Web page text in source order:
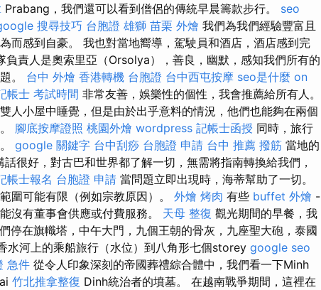
Prabang，我們還可以看到僧侶的傳統早晨籌款步行。 seo
搜尋技巧 台胞證 雄獅 苗栗 外燴 我們為我們經驗豐富且
而感到自豪。 我也對當地嚮導，駕駛員和酒店，酒店感到完
負責人是奧索里亞（Orsolya），善良，幽默，感知我們所有的
。 台中 外燴 香港轉機 台胞證 台中西屯按摩 seo是什麼 on
帳士 考試時間 非常友善，娛樂性的個性，我會推薦給所有人。
人小屋中睡覺，但是由於出乎意料的情況，他們也能夠在兩個
腳底按摩證照 桃園外燴 wordpress 記帳士函授 同時，旅行
google 關鍵字 台中刮痧 台胞證 申請 台中 推薦 撥筋 當地的
很好，對古巴和世界都了解一切，無需將指南轉換給我們，
帳士報名 台胞證 申請 當問題立即出現時，海蒂幫助了一切。
圍可能有限（例如宗教原因）。 外燴 烤肉 有些 buffet 外燴 -
沒有董事會供應或付費服務。 天母 整復 觀光期間的早餐，我
停在旗幟塔，中午大門，九個王朝的骨灰，九座聖大砲，泰國
水河上的乘船旅行（水位）到八角形七個storey google seo
急件 從令人印象深刻的帝國葬禮綜合體中，我們看一下Minh
竹北推拿整復 Dinh統治者的墳墓。 在越南戰爭期間，這裡在